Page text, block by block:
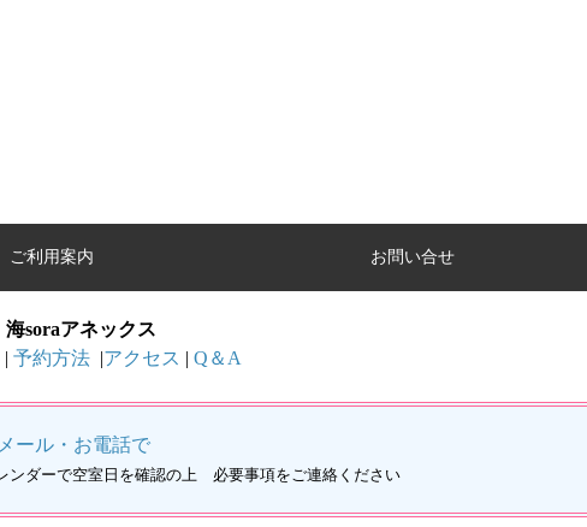
ご利用案内 お問い合せ
soraアネックス
| 予約方法 |アクセス | Q＆A
ール・お電話で
ンダーで空室日を確認の上 必要事項をご連絡ください